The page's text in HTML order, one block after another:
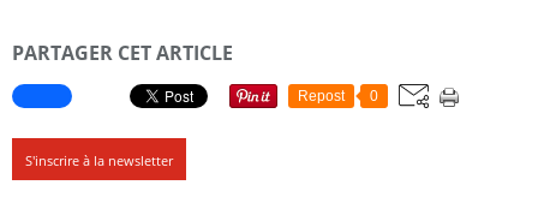
PARTAGER CET ARTICLE
Repost 0
S'inscrire à la newsletter